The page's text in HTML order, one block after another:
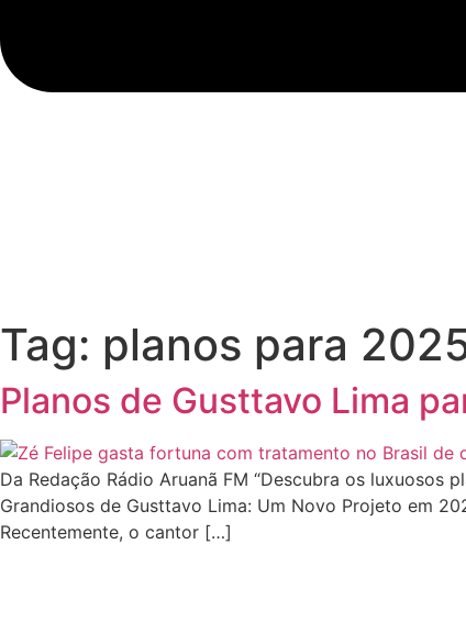
Tag: planos para
Planos de Gusttavo Lima
Da Redação Rádio Aruanã FM “Descubra os
Grandiosos de Gusttavo Lima: Um Novo Projeto em
Recentemente, o cantor […]